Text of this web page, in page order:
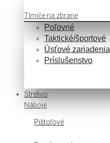
Tlmiče na zbrane
Poľovné
Taktické/športové
Úsťové zariadenia
Príslušenstvo
Strelivo
Náboje
Pištoľové